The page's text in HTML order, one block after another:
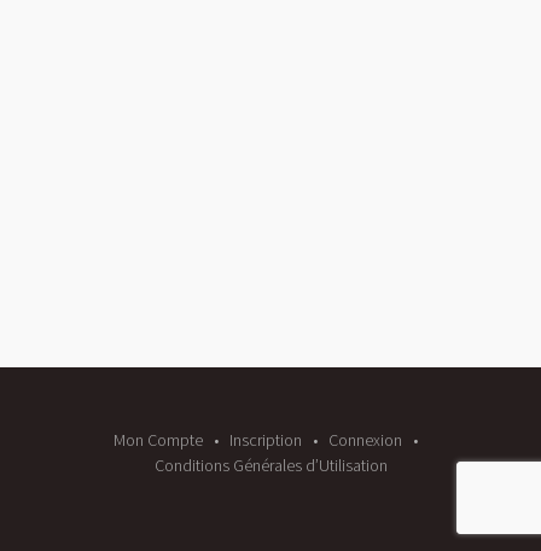
Mon Compte Inscription
Connexion
Conditions Générales d’Utilisation